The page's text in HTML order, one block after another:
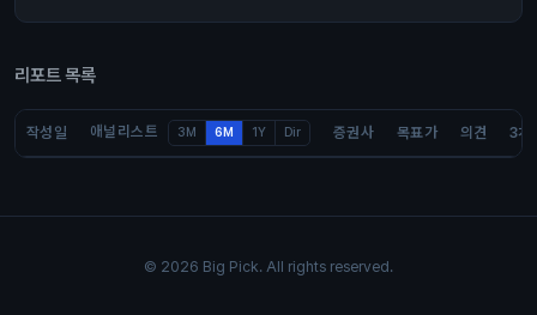
리포트 목록
작성일 애널리스트 3M 6M 1Y Dir 증권사 목표가 의견 3개
© 2026 Big Pick. All rights reserved.